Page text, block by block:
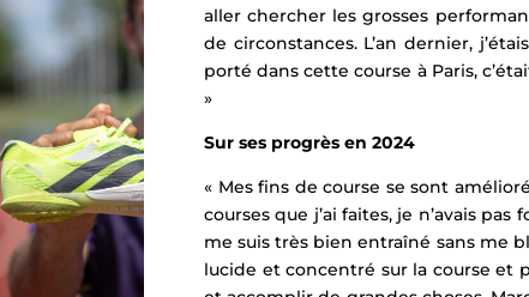
aller chercher les grosses
de circonstances. L’an dernier,
porté dans cette course à Paris,
»
Sur ses progrès en 2024
« Mes fins de course se sont
courses que j’ai faites, je n’avais
me suis très bien entraîné sans me
lucide et concentré sur la course et